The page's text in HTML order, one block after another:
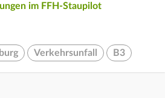
im FFH-Staupilot
Verkehrsunfall B3